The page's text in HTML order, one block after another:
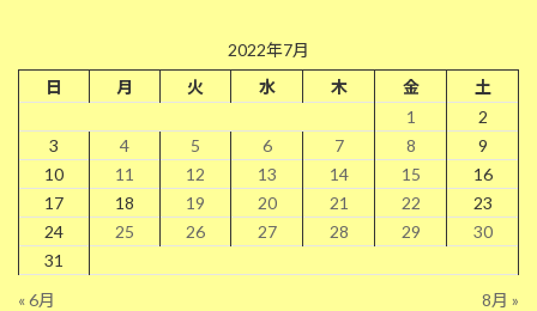
2022年7月
日
月 火 水 木 金
土
1
2
3
4 5 6 7 8
9
10
11 12 13 14 15
16
17
18 19 20 21 22
23
24
25 26 27 28 29
30
31
« 6月
8月 »